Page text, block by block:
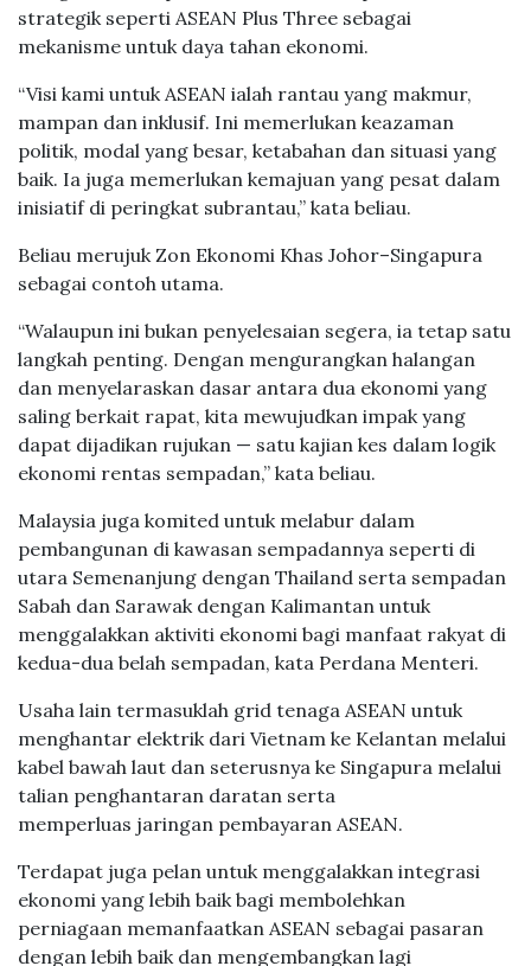
strategik seperti ASEAN Plus Three sebagai
mekanisme untuk daya tahan ekonomi.
“Visi kami untuk ASEAN ialah rantau yang makmur,
mampan dan inklusif. Ini memerlukan keazaman
politik, modal yang besar, ketabahan dan situasi yang
baik. Ia juga memerlukan kemajuan yang pesat dalam
inisiatif di peringkat subrantau,” kata beliau.
Beliau merujuk Zon Ekonomi Khas Johor–Singapura
sebagai contoh utama.
“Walaupun ini bukan penyelesaian segera, ia tetap satu
langkah penting. Dengan mengurangkan halangan
dan menyelaraskan dasar antara dua ekonomi yang
saling berkait rapat, kita mewujudkan impak yang
dapat dijadikan rujukan — satu kajian kes dalam logik
ekonomi rentas sempadan,” kata beliau.
Malaysia juga komited untuk melabur dalam
pembangunan di kawasan sempadannya seperti di
utara Semenanjung dengan Thailand serta sempadan
Sabah dan Sarawak dengan Kalimantan untuk
menggalakkan aktiviti ekonomi bagi manfaat rakyat di
kedua-dua belah sempadan, kata Perdana Menteri.
Usaha lain termasuklah grid tenaga ASEAN untuk
menghantar elektrik dari Vietnam ke Kelantan melalui
kabel bawah laut dan seterusnya ke Singapura melalui
talian penghantaran daratan serta
memperluas jaringan pembayaran ASEAN.
Terdapat juga pelan untuk menggalakkan integrasi
ekonomi yang lebih baik bagi membolehkan
perniagaan memanfaatkan ASEAN sebagai pasaran
dengan lebih baik dan mengembangkan lagi